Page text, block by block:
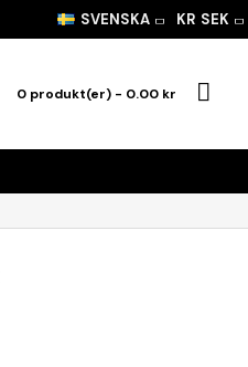
SVENSKA KR SEK
0 produkt(er) - 0.00 kr